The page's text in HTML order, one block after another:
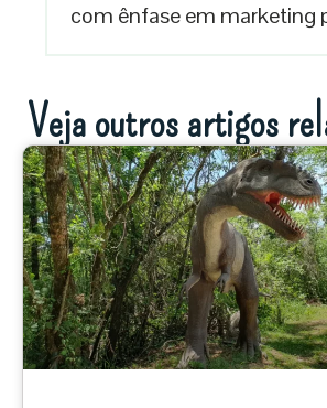
com ênfase em marketing
Veja outros artigos